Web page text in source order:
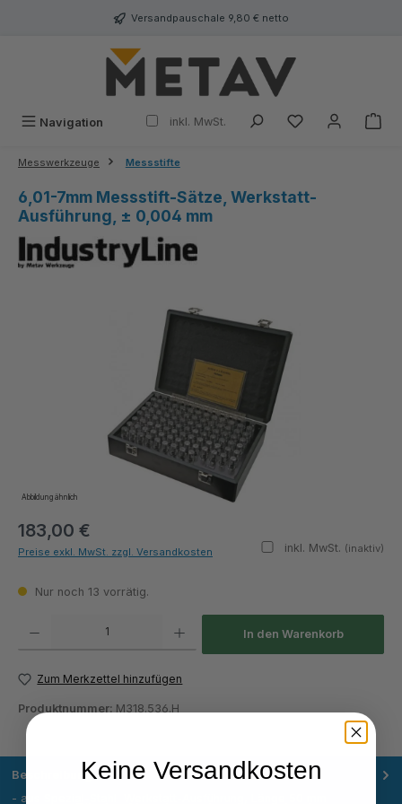
Versandpauschale 9,80 € netto
Navigation inkl. MwSt.
Messwerkzeuge Messstifte
6,01-7mm Messstift-Sätze, Werkstatt-
Ausführung, ± 0,004 mm
Abbildung ähnlich
183,00 €
inkl. MwSt. (inaktiv)
Preise exkl. MwSt. zzgl. Versandkosten
Nur noch 13 vorrätig.
In den Warenkorb
Zum Merkzettel hinzufügen
Produktnummer: M318.536.H
Beschreibung
- aus Spezial-Stahl  Werkstatt-Ausführung, Länge 50 mm 
Keine Versandkosten